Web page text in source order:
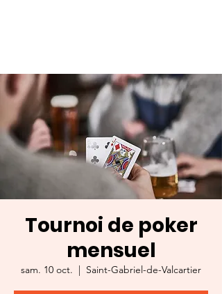
Tournoi de poker
mensuel
sam. 10 oct.
  |
Saint-Gabriel-de-Valcartier